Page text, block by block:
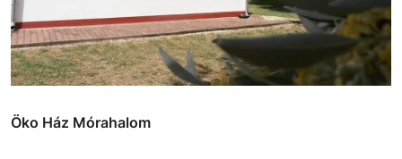
Öko Ház Mórahalom